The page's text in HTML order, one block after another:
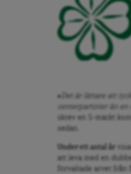
» Det är lättare att
centerpartister än en
skrev en S-märkt
sedan.
Under ett antal år
att leva med en
förvaltade arvet från